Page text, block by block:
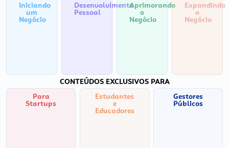
Iniciando
um
Negócio
Desenvolvimento
Pessoal
Aprimorando
o
Negócio
Expandindo
o
Negócio
CONTEÚDOS EXCLUSIVOS PARA
Para
Startups
Estudantes
e
Educadores
Gestores
Públicos